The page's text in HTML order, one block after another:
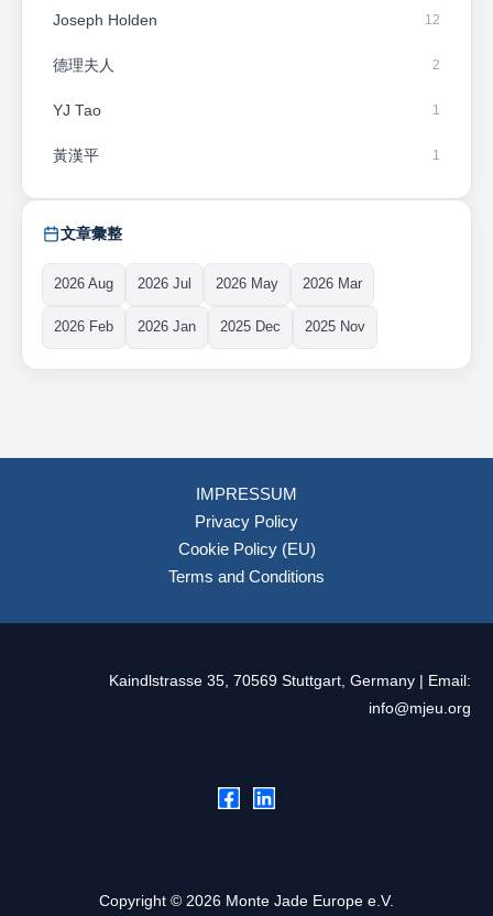
Regulation）與《歐洲電池聯盟》（European Battery
物資的自主性。目標不僅是降低對中國的依賴，更是要提升
力。這使得歐洲整車廠對供應商的選擇標準從「性價比」轉
局方式。 車市的整併與重組趨勢、亞洲供應商的機會與挑戰
Q1的48.3%降至2025年Q1的38.3%。整體市場轉型壓力加
本地化電池供應鏈建設。Honda與Nissan也正在探索電動車
平台共享與成本整併方案（註：為合作平台，非合併案）。
整車廠正在重新思考生產模式與供應商布局，為進一步調整
投資與資源做準備。台灣、日本與韓國的電子模組、電池管
責任機制。 這意味著僅有價格或技術優勢已經不足，亞洲廠
商必須將合規性、永續性與風險管理納入產品設計與銷售策
略之中，甚至可能需要與當地企業合資設廠或共用品牌。
Joseph Holden 12
德理夫人 2
YJ Tao 1
黃漢平 1
文章彙整
2026 Aug 2026 Jul 2026 May 2026 Mar
2026 Feb 2026 Jan 2025 Dec 2025 Nov
IMPRESSUM
Privacy Policy
Cookie Policy (EU)
Terms and Conditions
Kaindlstrasse 35, 70569 Stuttgart, Germany | Email:
info@mjeu.org
Copyright © 2026 Monte Jade Europe e.V.